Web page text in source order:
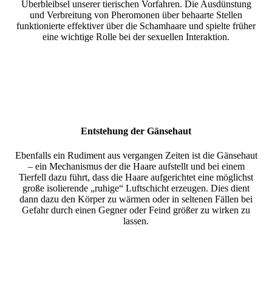
Überbleibsel unserer tierischen Vorfahren. Die Ausdünstung
und Verbreitung von Pheromonen über behaarte Stellen
funktionierte effektiver über die Schamhaare und spielte früher
eine wichtige Rolle bei der sexuellen Interaktion.
Entstehung der Gänsehaut
Ebenfalls ein Rudiment aus vergangen Zeiten ist die Gänsehaut
– ein Mechanismus der die Haare aufstellt und bei einem
Tierfell dazu führt, dass die Haare aufgerichtet eine möglichst
große isolierende „ruhige“ Luftschicht erzeugen. Dies dient
dann dazu den Körper zu wärmen oder in seltenen Fällen bei
Gefahr durch einen Gegner oder Feind größer zu wirken zu
lassen.